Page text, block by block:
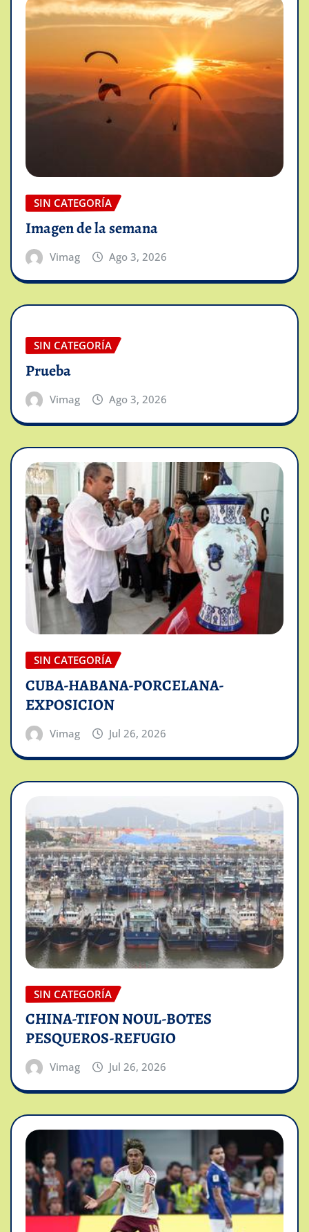
SIN CATEGORÍA
Imagen de la semana
Vimag Ago 3, 2026
SIN CATEGORÍA
Prueba
Vimag Ago 3, 2026
SIN CATEGORÍA
CUBA-HABANA-PORCELANA-
EXPOSICION
Vimag Jul 26, 2026
SIN CATEGORÍA
CHINA-TIFON NOUL-BOTES
PESQUEROS-REFUGIO
Vimag Jul 26, 2026